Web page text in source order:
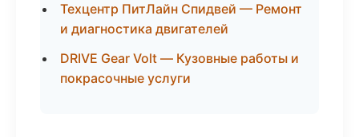
Техцентр ПитЛайн Спидвей — Ремонт
и диагностика двигателей
DRIVE Gear Volt — Кузовные работы и
покрасочные услуги